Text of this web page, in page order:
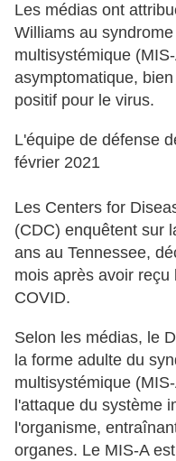
Les médias ont
Williams au
multisystémique
asymptomatique,
positif pour le virus.
L'équipe de défense
février 2021
Les Centers for
(CDC) enquêtent sur
ans au Tennessee,
mois après avoir
COVID.
Selon les médias, le
la forme adulte du
multisystémique
l'attaque du système
l'organisme,
organes. Le MIS-A